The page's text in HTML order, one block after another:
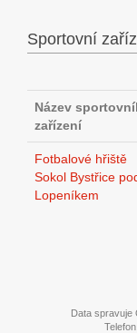
Sportovní
Název
zařízení
Fotbalové hřiště
Sokol Bystřice
Lopeníkem
Data spravuje